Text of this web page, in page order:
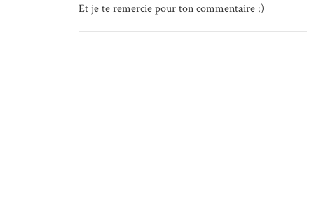
Et je te remercie pour ton commentaire :)